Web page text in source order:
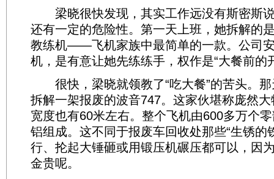
梁晓很快发现，其实工作远没有斯密斯
还有一定的危险性。第一天上班，她拆解的
教练机――飞机家族中最简单的一款。公司
机，是有意让她先练练手，权作是“大餐前的
很快，梁晓就领教了“吃大餐”的苦头。那
拆解一架报废的波音747。这家伙堪称庞然
宽度也有60米左右。整个飞机由600多万个
铝组成。这不同于报废车回收处那些“生锈的
行、抡起大锤砸或用锻压机碾压都可以，因
金贵呢。